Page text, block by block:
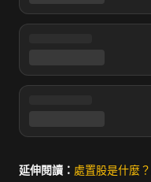
延伸閱讀： 處置股是什麼？